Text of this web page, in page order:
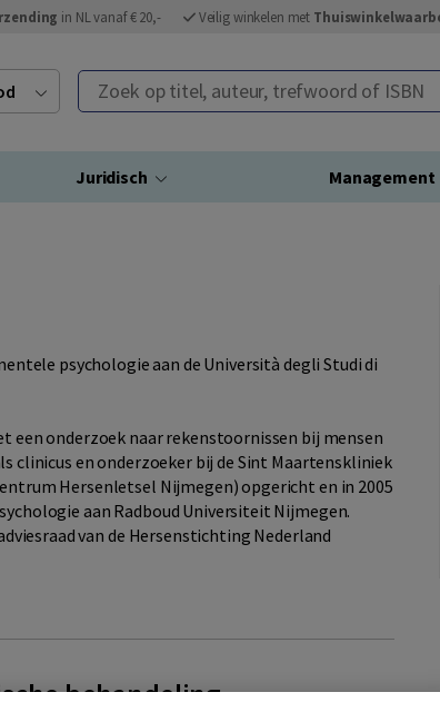
in NL vanaf € 20,- Veilig winkelen met
Zoek op titel, auteur, trefwoord of ISBN
Juridisch Management
psychologie aan de Università degli Studi di
een onderzoek naar rekenstoornissen bij mensen
clinicus en onderzoeker bij de Sint Maartenskliniek
Hersenletsel Nijmegen) opgericht en in 2005
aan Radboud Universiteit Nijmegen.
van de Hersenstichting Nederland
behandeling